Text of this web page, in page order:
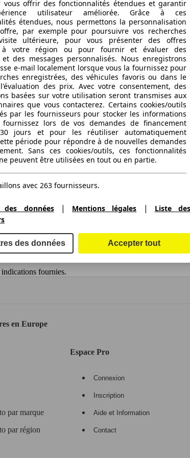
fournies.
en Europe
par marque
par région
Espace Pro
Connexion
Inscription
Aide et Information
Contact
vous offrir des fonctionnalités étendues et garantir
utilisateur améliorée. Grâce à ces
étendues, nous permettons la personnalisation
par exemple pour poursuivre vos recherches
ultérieure, pour vous présenter des offres
à votre région ou pour fournir et évaluer des
des messages personnalisés. Nous enregistrons
e-mail localement lorsque vous la fournissez pour
enregistrées, des véhicules favoris ou dans le
des prix. Avec votre consentement, des
basées sur votre utilisation seront transmises aux
que vous contacterez. Certains cookies/outils
par les fournisseurs pour stocker les informations
lors de vos demandes de financement
jours et pour les réutiliser automatiquement
période pour répondre à de nouvelles demandes
Sans ces cookies/outils, ces fonctionnalités
peuvent être utilisées en tout ou en partie.
avec 263 fournisseurs.
des données| Mentions légales |
Liste des
des données Accepter tout